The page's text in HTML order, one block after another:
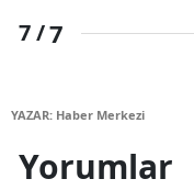
7 /7
YAZAR: Haber Merkezi
Yorumlar